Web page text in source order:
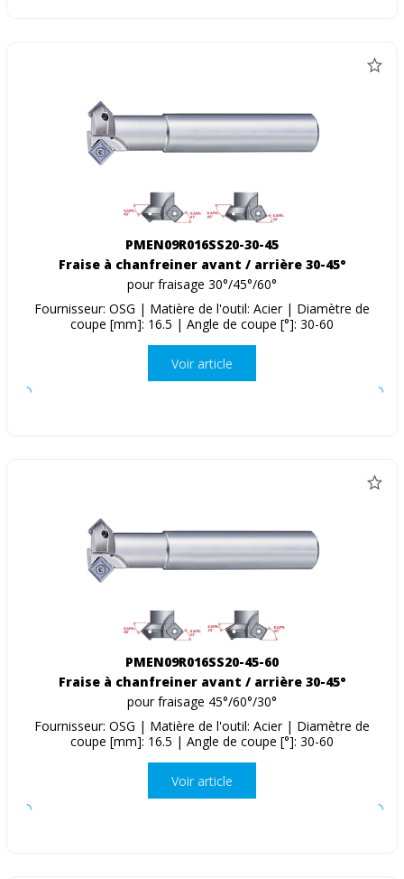
PMEN09R016SS20-30-45
Fraise à chanfreiner avant / arrière 30-45°
pour fraisage 30°/45°/60°
Fournisseur: OSG | Matière de l'outil: Acier | Diamètre de
coupe [mm]: 16.5 | Angle de coupe [°]: 30-60
Voir article
PMEN09R016SS20-45-60
Fraise à chanfreiner avant / arrière 30-45°
pour fraisage 45°/60°/30°
Fournisseur: OSG | Matière de l'outil: Acier | Diamètre de
coupe [mm]: 16.5 | Angle de coupe [°]: 30-60
Voir article